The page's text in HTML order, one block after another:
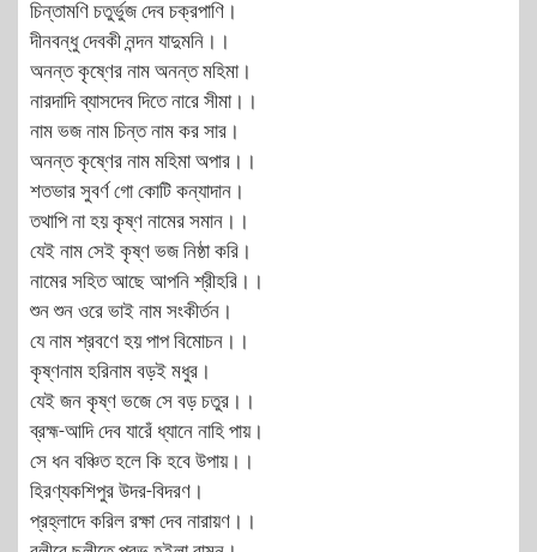
চিন্তামণি চতুর্ভুজ দেব চক্রপাণি।
দীনবন্ধু দেবকী নন্দন যাদুমনি।।
অনন্ত কৃষ্ণের নাম অনন্ত মহিমা।
নারদাদি ব্যাসদেব দিতে নারে সীমা।।
নাম ভজ নাম চিন্ত নাম কর সার।
অনন্ত কৃষ্ণের নাম মহিমা অপার।।
শতভার সুবর্ণ গো কোটি কন্যাদান।
তথাপি না হয় কৃষ্ণ নামের সমান।।
যেই নাম সেই কৃষ্ণ ভজ নিষ্ঠা করি।
নামের সহিত আছে আপনি শ্রীহরি।।
শুন শুন ওরে ভাই নাম সংকীর্তন।
যে নাম শ্রবণে হয় পাপ বিমোচন।।
কৃষ্ণনাম হরিনাম বড়ই মধুর।
যেই জন কৃষ্ণ ভজে সে বড় চতুর।।
ব্রহ্ম-আদি দেব যারেঁ ধ্যানে নাহি পায়।
সে ধন বঞ্চিত হলে কি হবে উপায়।।
হিরণ্যকশিপুর উদর-বিদরণ।
প্রহ্লাদে করিল রক্ষা দেব নারায়ণ।।